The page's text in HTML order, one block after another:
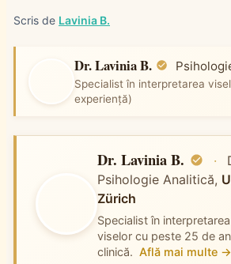
Scris de Lavinia B.
Dr. Lavinia B.
Specialist în interpretarea
experiență)
Dr. Lavinia B. ·
Psihologie Analitică,
Zürich
Specialist în
viselor cu peste 25 de
clinică. Află mai multe →